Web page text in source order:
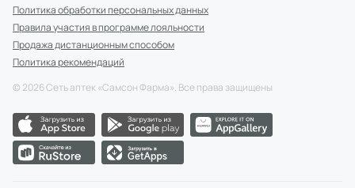
Политика обработки персональных данных
Правила участия в программе лояльности
Продажа дистанционным способом
Политика рекомендаций
© 2026Сеть аптек «Самсон Фарма». Все права защищены